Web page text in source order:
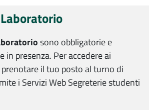
sono obbligatorie e
in presenza. Per accedere ai
il tuo posto al turno di
i Servizi Web Segreterie studenti